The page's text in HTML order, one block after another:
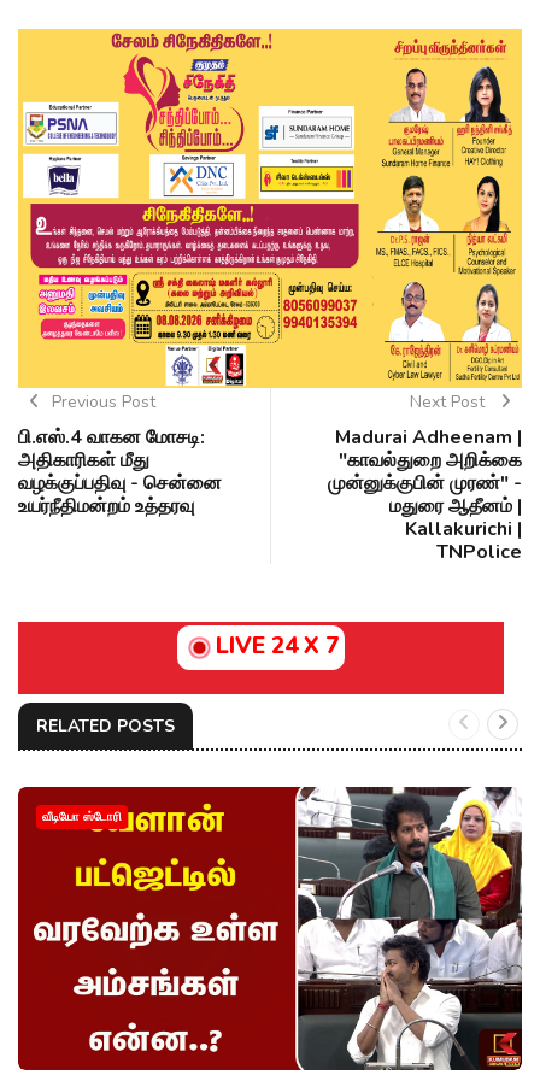
Previous Post
பி.எஸ்.4 வாகன மோசடி:
அதிகாரிகள் மீது
வழக்குப்பதிவு - சென்னை
உயர்நீதிமன்றம் உத்தரவு
Next Post
Madurai Adheenam |
"காவல்துறை அறிக்கை
முன்னுக்குபின் முரண்" -
மதுரை ஆதீனம் |
Kallakurichi |
TNPolice
LIVE 24 X 7
RELATED POSTS
வீடியோ ஸ்டோரி